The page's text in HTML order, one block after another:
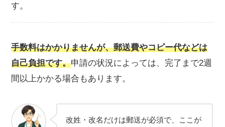
す。
手数料はかかりませんが、郵送費やコピー代などは
自己負担です。申請の状況によっては、完了まで2週
間以上かかる場合もあります。
改姓・改名だけは郵送が必須で、ここが